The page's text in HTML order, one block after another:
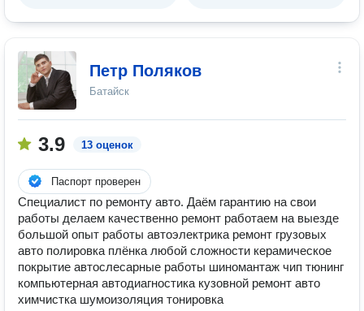
Петр Поляков
Батайск
3.9 13 оценок
Паспорт проверен
Специалист по ремонту авто. Даём гарантию на свои
работы делаем качественно ремонт работаем на выезде
большой опыт работы автоэлектрика ремонт грузовых
авто полировка плёнка любой сложности керамическое
покрытие автослесарные работы шиномантаж чип тюнинг
компьютерная автодиагностика кузовной ремонт авто
химчистка шумоизоляция тонировка